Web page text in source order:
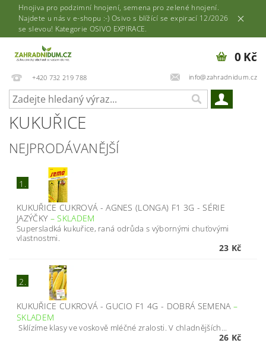
Hnojiva pro podzimní hnojení, semena pro zelené hnojení.
Najdete u nás v e-shopu :-) Osivo s blížící se expirací 12/2026
se slevou! Kategorie OSIVO EXPIRACE.
+420 732 219 788 info@zahradnidum.cz
0 Kč
KUKUŘICE
NEJPRODÁVANĚJŠÍ
1.
KUKUŘICE CUKROVÁ - AGNES (LONGA) F1 3G - SÉRIE
JAZÝČKY – SKLADEM
Supersladká kukuřice, raná odrůda s výbornými chuťovými
vlastnostmi.
23 Kč
2.
KUKUŘICE CUKROVÁ - GUCIO F1 4G - DOBRÁ SEMENA –
SKLADEM
Sklízíme klasy ve voskově mléčné zralosti. V chladnějších...
26 Kč